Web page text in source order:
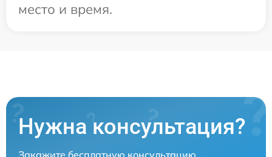
место и время.
Нужна консультация?
Закажите бесплатную консультацию